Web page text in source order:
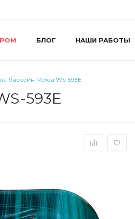
БЛОГ НАШИ РАБОТЫ
бассейн Mexda WS-593E
593E